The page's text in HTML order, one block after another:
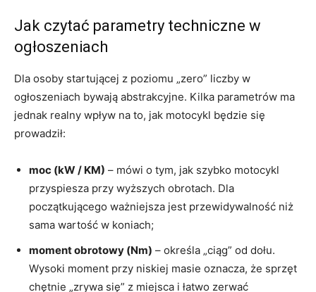
Jak czytać parametry techniczne w
ogłoszeniach
Dla osoby startującej z poziomu „zero” liczby w
ogłoszeniach bywają abstrakcyjne. Kilka parametrów ma
jednak realny wpływ na to, jak motocykl będzie się
prowadził:
moc (kW / KM) – mówi o tym, jak szybko motocykl
przyspiesza przy wyższych obrotach. Dla
początkującego ważniejsza jest przewidywalność niż
sama wartość w koniach;
moment obrotowy (Nm) – określa „ciąg” od dołu.
Wysoki moment przy niskiej masie oznacza, że sprzęt
chętnie „zrywa się” z miejsca i łatwo zerwać